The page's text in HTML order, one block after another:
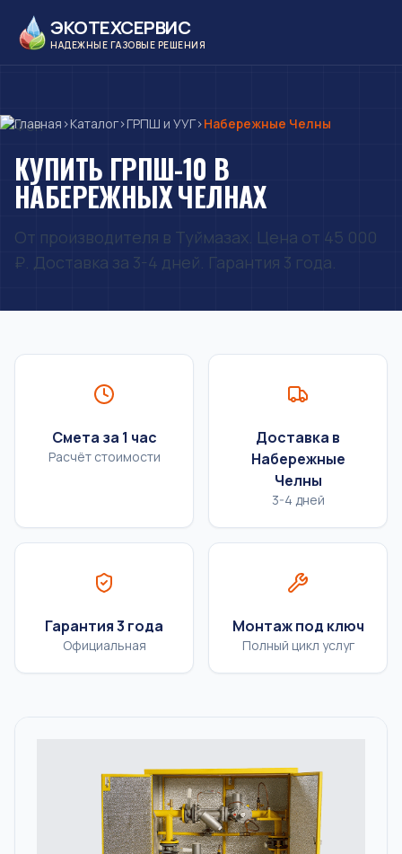
ЭКОТЕХСЕРВИС
НАДЕЖНЫЕ ГАЗОВЫЕ РЕШЕНИЯ
Главная ›Каталог›ГРПШ и УУГ›Набережные Челны
КУПИТЬ ГРПШ-10 В
НАБЕРЕЖНЫХ ЧЕЛНАХ
От производителя в Туймазах. Цена от 45 000
₽. Доставка за 3-4 дней. Гарантия 3 года.
Смета за 1 час
Расчёт стоимости
Доставка в
Набережные
Челны
3-4 дней
Гарантия 3 года
Официальная
Монтаж под ключ
Полный цикл услуг